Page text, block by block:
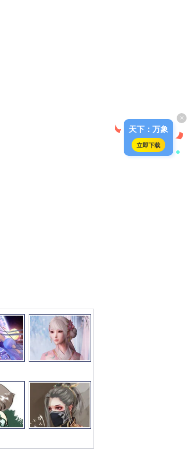
×
天下：万象
立即下载